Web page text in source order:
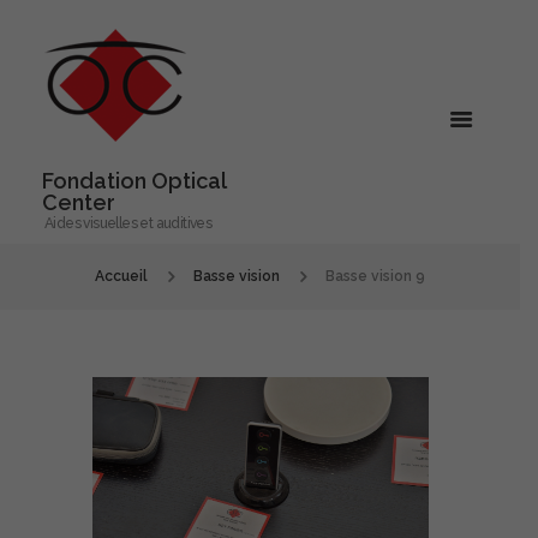
Fondation Optical
Center
Aides visuelles et auditives
Accueil Basse vision Basse vision 9